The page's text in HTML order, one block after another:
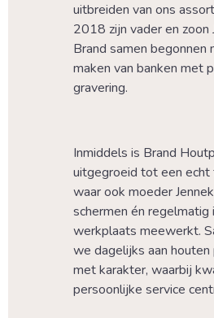
uitbreiden van ons
2018 zijn vader en zoon
Brand samen begonnen
maken van banken met
gravering.
Inmiddels is Brand
uitgegroeid tot een echt
waar ook moeder
schermen én regelmatig
werkplaats meewerkt.
we dagelijks aan houten
met karakter, waarbij
persoonlijke service